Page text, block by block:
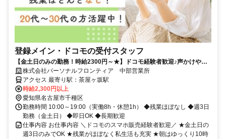
登録メイン・ドコモの受付スタッフ
【金土日のみの勤務！時給2300円～★】ドコモ経験者歓迎♪声かけやク
ロージングはナシ！
株式会社パーソナルフロンティア 中部営業所
アクセス 最寄り駅：茶屋ヶ坂駅
時給2,300円以上
愛知県名古屋市千種区
勤務時間 10:00～19:00（実働8h・休憩1h） ◆残業ほぼなし ◆週3日
勤務（金土日） ◆即日OK ◆長期歓迎
仕事内容 お仕事内容 ＼ドコモのスマホ販売経験者歓迎／ ★金土日の
週3日のみでOK ★残業がほぼなく私生活も充実 ★朝はゆっくり10時